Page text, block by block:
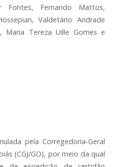
Fontes, Fernando Mattos,
Valdetário Andrade
Maria Tereza Uille Gomes e
pela Corregedoria-Geral
(CGJ/GO), por meio da qual